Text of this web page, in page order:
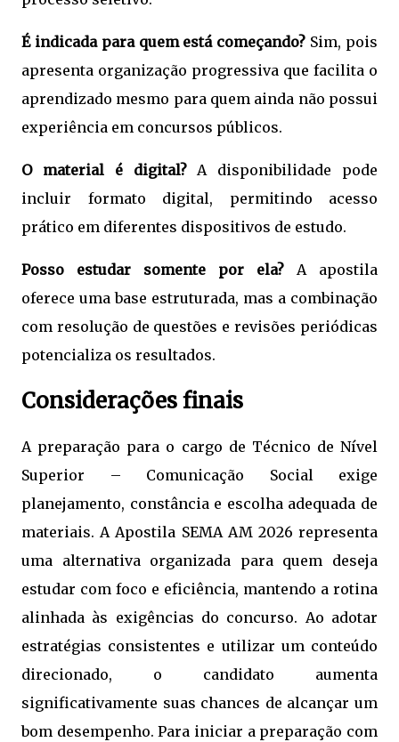
É indicada para quem está começando? Sim, pois
apresenta organização progressiva que facilita o
aprendizado mesmo para quem ainda não possui
experiência em concursos públicos.
O material é digital?A disponibilidade pode
incluir formato digital, permitindo acesso
prático em diferentes dispositivos de estudo.
Posso estudar somente por ela? A apostila
oferece uma base estruturada, mas a combinação
com resolução de questões e revisões periódicas
potencializa os resultados.
Considerações finais
A preparação para o cargo de Técnico de Nível
Superior – Comunicação Social exige
planejamento, constância e escolha adequada de
materiais. A Apostila SEMA AM 2026 representa
uma alternativa organizada para quem deseja
estudar com foco e eficiência, mantendo a rotina
alinhada às exigências do concurso. Ao adotar
estratégias consistentes e utilizar um conteúdo
direcionado, o candidato aumenta
significativamente suas chances de alcançar um
bom desempenho. Para iniciar a preparação com